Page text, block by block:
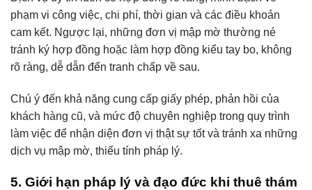
phạm vi công việc, chi phí, thời gian và các điều khoản
cam kết. Ngược lại, những đơn vị mập mờ thường né
tránh ký hợp đồng hoặc làm hợp đồng kiểu tay bo, không
rõ ràng, dễ dẫn đến tranh chấp về sau.
Chú ý đến khả năng cung cấp giấy phép, phản hồi của
khách hàng cũ, và mức độ chuyên nghiệp trong quy trình
làm việc để nhận diện đơn vị thật sự tốt và tránh xa những
dịch vụ mập mờ, thiếu tính pháp lý.
5. Giới hạn pháp lý và đạo đức khi thuê thám